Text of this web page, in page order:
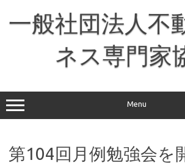
一般社団法人不
ネス専門家
Menu
第104回月例勉強会を